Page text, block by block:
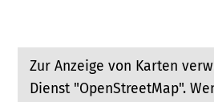
Zur Anzeige von Karten
Dienst "OpenStreetMap".